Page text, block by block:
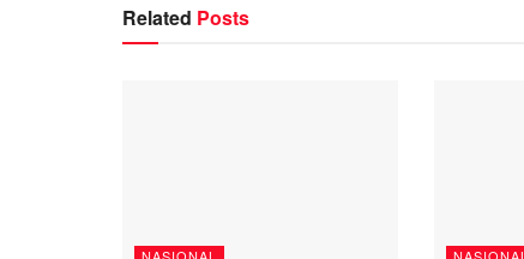
Related Posts
NASIONAL NASIONAL